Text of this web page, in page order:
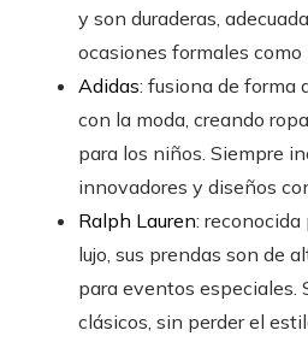
y son duraderas,
ocasiones formales como
Adidas: fusiona de forma
con la moda, creando
para los niños. Siempre
innovadores y diseños
Ralph Lauren: reconocida
lujo, sus prendas son de
para eventos especiales.
clásicos, sin perder el